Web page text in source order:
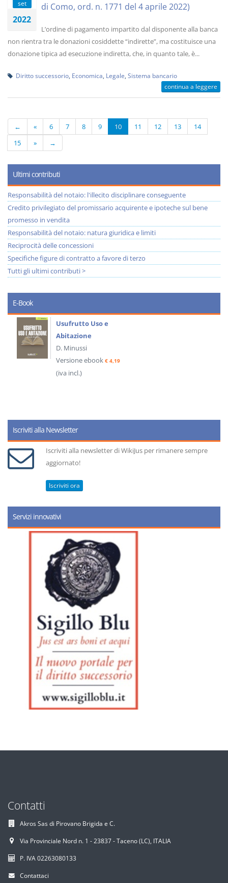
set
2022
di Como, ord. n. 1771 del 4 aprile 2022)
L’ordine di pagamento impartito dal disponente alla banca
non rientra tra le donazioni cosiddette “indirette”, ma costituisce una
donazione tipica ad esecuzione indiretta, che, in quanto tale, è...
Diritto successorio Economica Legale Sistema bancario
continua a leggere
← « 6 7 8 9 10 11 12 13
14
15
» →
Ultimi contributi
Responsabilità del notaio: l'illecito disciplinare conseguente
Credito privilegiato del promissario acquirente e ipoteche sul bene
promesso in vendita
Responsabilità del notaio: natura giuridica e limiti
Reciprocità delle concessioni
Specifiche figure di contratto a favore di terzo
Tutti gli ultimi contributi >
E-Book
Usufrutto Uso e
Abitazione
D. Minussi
Versione ebook € 4,19
(iva incl.)
Iscriviti alla Newsletter
Iscriviti alla newsletter di WikiJus per rimanere sempre
aggiornato!
Iscriviti ora
Servizi innovativi
Contatti
Akros Sas di Pirovano Brigida e C.
Via Provinciale Nord n. 1 - 23837 - Taceno (LC), ITALIA
P. IVA 02263080133
Contattaci